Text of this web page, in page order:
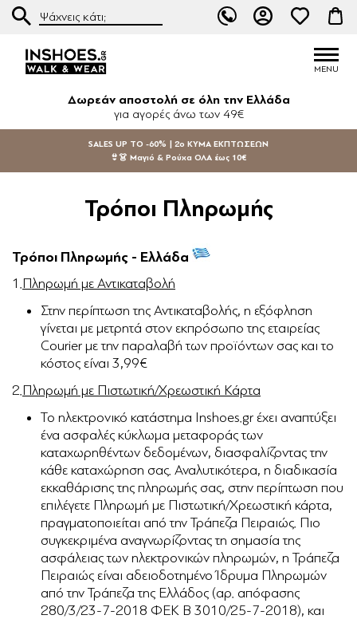
Δωρεάν αποστολή σε όλη την Ελλάδα
για αγορές άνω των 49€
SALES UP TO -60% | 2ο ΚΥΜΑ ΕΚΠΤΩΣΕΩΝ
👙👗 Μαγιό & Ρούχα ΟΛΑ έως 10€
Τρόποι Πληρωμής
Τρόποι Πληρωμής - Ελλάδα
1.Πληρωμή με Αντικαταβολή
Στην περίπτωση της Αντικαταβολής, η εξόφληση
γίνεται με μετρητά στον εκπρόσωπο της εταιρείας
Courier με την παραλαβή των προϊόντων σας και το
κόστος είναι 3,99€
2.Πληρωμή με Πιστωτική/Χρεωστική Κάρτα
Το ηλεκτρονικό κατάστημα Inshoes.gr έχει αναπτύξει
ένα ασφαλές κύκλωμα μεταφοράς των
καταχωρηθέντων δεδομένων, διασφαλίζοντας την
κάθε καταχώρηση σας. Αναλυτικότερα, η διαδικασία
εκκαθάρισης της πληρωμής σας, στην περίπτωση που
επιλέγετε Πληρωμή με Πιστωτική/Χρεωστική κάρτα,
πραγματοποιείται από την Τράπεζα Πειραιώς. Πιο
συγκεκριμένα αναγνωρίζοντας τη σημασία της
ασφάλειας των ηλεκτρονικών πληρωμών, η Τράπεζα
Πειραιώς είναι αδειοδοτημένο Ίδρυμα Πληρωμών
από την Τράπεζα της Ελλάδος (αρ. απόφασης
280/3/23-7-2018 ΦΕΚ Β 3010/25-7-2018), και